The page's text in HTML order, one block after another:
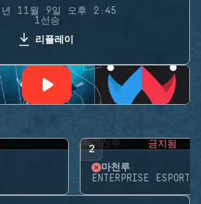
년 11월 9일 오후 2:45
1선승
리플레이
2 금지됨
마천루
ENTERPRISE ESPORTS